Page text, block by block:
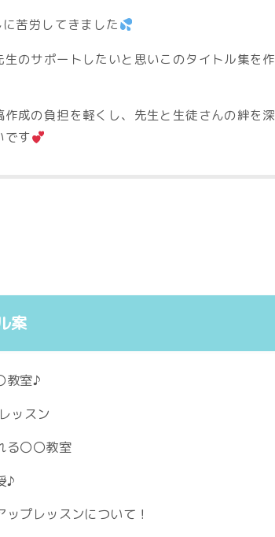
苦労してきました
のサポートしたいと思いこのタイトル集を作
成の負担を軽くし、先生と生徒さんの絆を深
です
案
教室♪
ッスン
る〇〇教室
♪
プレッスンについて！